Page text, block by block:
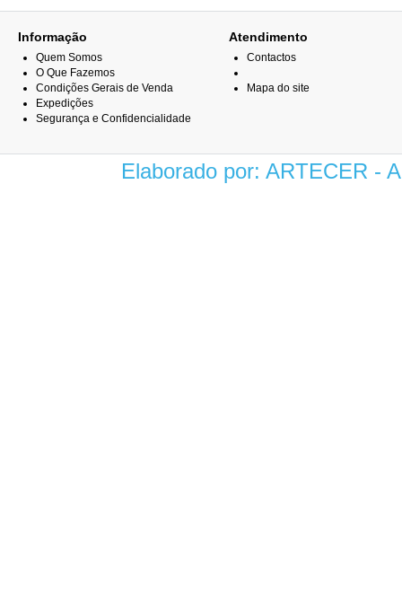
Informação
Quem Somos
O Que Fazemos
Condições Gerais de Venda
Expedições
Segurança e Confidencialidade
Atendimento
Contactos
Mapa do site
Elaborado por: ARTECER -